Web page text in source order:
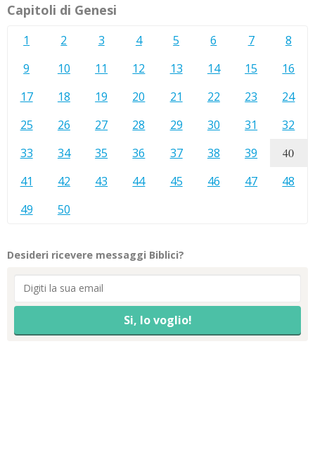
Capitoli di Genesi
1 2 3 4 5 6 7
8
9
10 11 12 13 14 15
16
17
18 19 20 21 22 23
24
25
26 27 28 29 30 31
32
33
34 35 36 37 38 39 40
41 42 43 44 45 46 47
48
49
50
Desideri ricevere messaggi Biblici?